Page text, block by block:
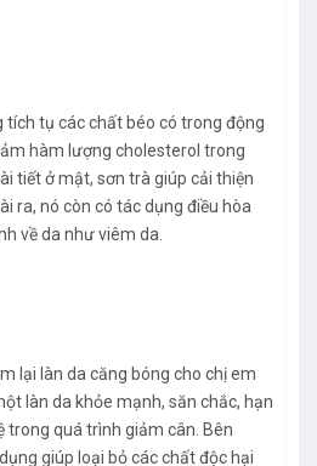
tụ các chất béo có trong động
hàm lượng cholesterol trong
tiết ở mật, sơn trà giúp cải thiện
ra, nó còn có tác dụng điều hòa
về da như viêm da.
lại làn da căng bóng cho chị em
làn da khỏe mạnh, săn chắc, hạn
trong quá trình giảm cân. Bên
giúp loại bỏ các chất độc hại